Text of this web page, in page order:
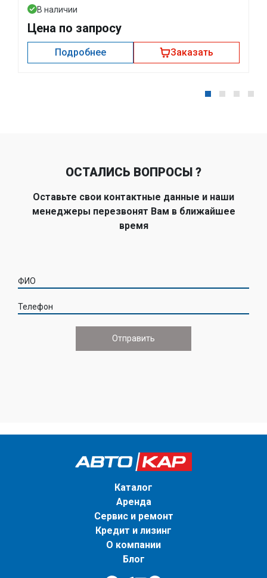
В наличии
Цена по запросу
Подробнее Заказать
ОСТАЛИСЬ ВОПРОСЫ ?
Оставьте свои контактные данные и наши
менеджеры перезвонят Вам в ближайшее
время
ФИО
Телефон
Каталог
Аренда
Сервис и ремонт
Кредит и лизинг
О компании
Блог